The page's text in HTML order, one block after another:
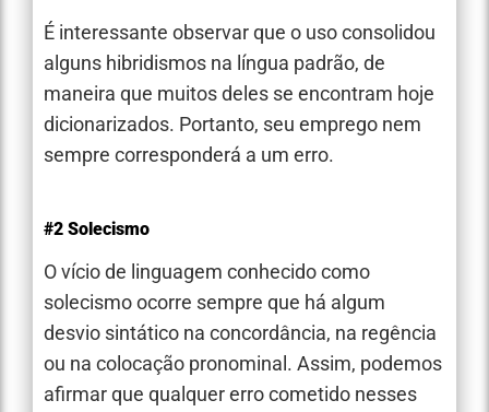
É interessante observar que o uso consolidou
alguns hibridismos na língua padrão, de
maneira que muitos deles se encontram hoje
dicionarizados. Portanto, seu emprego nem
sempre corresponderá a um erro.
#2 Solecismo
O vício de linguagem conhecido como
solecismo ocorre sempre que há algum
desvio sintático na concordância, na regência
ou na colocação pronominal. Assim, podemos
afirmar que qualquer erro cometido nesses